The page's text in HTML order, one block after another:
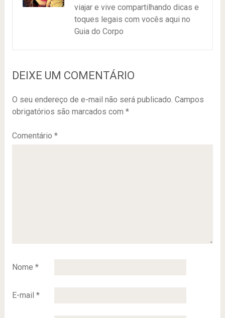
viajar e vive compartilhando dicas e
toques legais com vocês aqui no
Guia do Corpo
DEIXE UM COMENTÁRIO
O seu endereço de e-mail não será publicado. Campos
obrigatórios são marcados com *
Comentário *
Nome *
E-mail *